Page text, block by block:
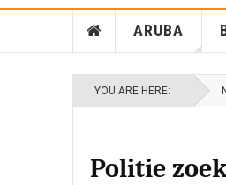
ARUBA
YOU ARE HERE:
Politie